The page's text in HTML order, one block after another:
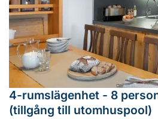
4-rumslägenhet - 8
(tillgång till utomhuspool)